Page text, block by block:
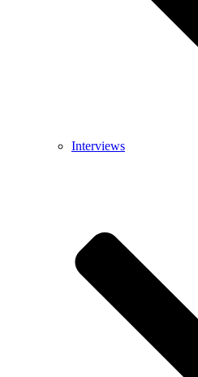
Interviews